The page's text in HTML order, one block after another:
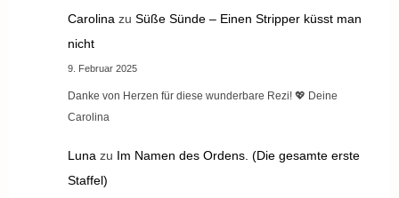
Carolinazu Süße Sünde – Einen Stripper küsst man
nicht
9. Februar 2025
Danke von Herzen für diese wunderbare Rezi! 💖 Deine
Carolina
Luna zu Im Namen des Ordens. (Die gesamte erste
Staffel)